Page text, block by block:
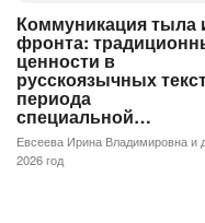
Коммуникация тыла
фронта:
ценности в
русскоязычных
периода
специальной…
Евсеева Ирина Владимировна и
2026 год